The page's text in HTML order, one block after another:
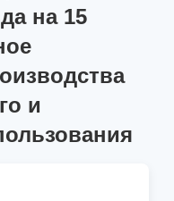
на 15
и